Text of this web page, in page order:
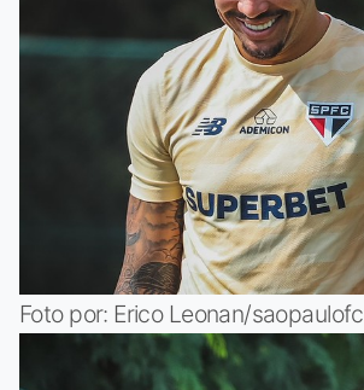
Foto por: Erico Leonan/saopaulofc